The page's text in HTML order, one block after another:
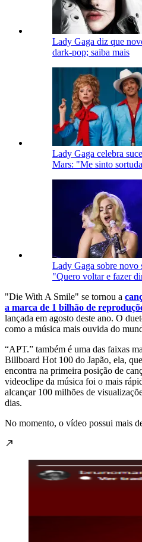
Lady Gaga diz que
dark-pop; saiba mais
Lady Gaga celebra
Mars: "Me sinto
Lady Gaga sobre novo
"Quero voltar e fazer
"Die With A Smile" se tornou a
a marca de 1 bilhão de
lançada em agosto deste ano. O
como a música mais ouvida do
“APT.” também é uma das faixas
Billboard Hot 100 do Japão, ela,
encontra na primeira posição de
videoclipe da música foi o mais
alcançar 100 milhões de
dias.
No momento, o vídeo possui mais